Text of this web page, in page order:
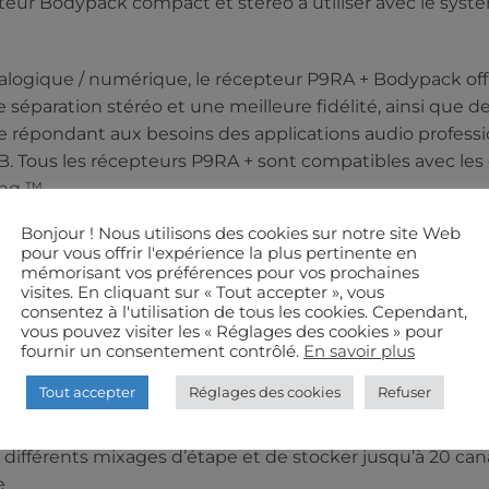
/ numérique, le récepteur P9RA + Bodypack
séparation stéréo et une meilleure fidélité, ainsi que
répondant aux besoins des applications audio
Tous les récepteurs P9RA + sont compatibles avec
™.
avancée de traitement du signal numérique
fidélité audio supérieure
améliorent la réception et la portée du signal
considérablement les interférences RF pour un
et moins d’artefacts audibles
ET D’EXPLOITATION DE CATÉGORIE
mixages d’étape et de stocker jusqu’à 20
Bonjour ! Nous utilisons des cookies sur notre site Web
pour vous offrir l'expérience la plus pertinente en
mémorisant vos préférences pour vos prochaines
visites. En cliquant sur « Tout accepter », vous
consentez à l'utilisation de tous les cookies. Cependant,
vous pouvez visiter les « Réglages des cookies » pour
fournir un consentement contrôlé. En savoir plus
Tout accepter Réglages des cookies Refuser